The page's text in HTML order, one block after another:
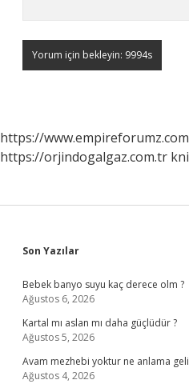
https://www.empireforumz.com
https://orjindogalgaz.com.tr
Sidebar
Son Yazılar
Bebek banyo suyu kaç derece olm ?
Ağustos 6, 2026
Kartal mı aslan mı daha güçlüdür ?
Ağustos 5, 2026
Avam mezhebi yoktur ne anlama
Ağustos 4, 2026